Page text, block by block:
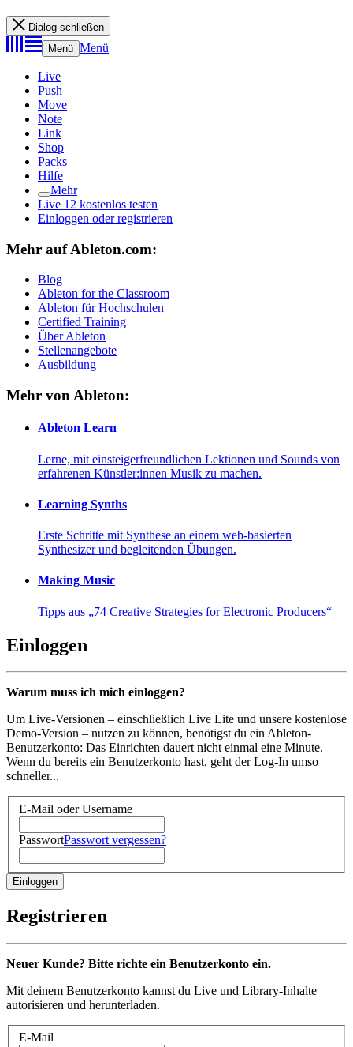
Dialog schließen
Menü Menü
Live
Push
Move
Note
Link
Shop
Packs
Hilfe
Mehr
Live 12 kostenlos testen
Einloggen oder registrieren
Mehr auf Ableton.com:
Blog
Ableton for the Classroom
Ableton für Hochschulen
Certified Training
Über Ableton
Stellenangebote
Ausbildung
Mehr von Ableton:
Ableton Learn
Lerne, mit einsteigerfreundlichen Lektionen und Sounds von
erfahrenen Künstler:innen Musik zu machen.
Learning Synths
Erste Schritte mit Synthese an einem web-basierten
Synthesizer und begleitenden Übungen.
Making Music
Tipps aus „74 Creative Strategies for Electronic Producers“
Einloggen
Warum muss ich mich einloggen?
Um Live-Versionen – einschließlich Live Lite und unsere kostenlose
Demo-Version – nutzen zu können, benötigst du ein Ableton-
Benutzerkonto: Das Einrichten dauert nicht einmal eine Minute.
Wenn du bereits ein Benutzerkonto hast, geht der Log-In umso
schneller...
E-Mail oder Username
PasswortPasswort vergessen?
Registrieren
Neuer Kunde? Bitte richte ein Benutzerkonto ein.
Mit deinem Benutzerkonto kannst du Live und Library-Inhalte
autorisieren und herunterladen.
E-Mail